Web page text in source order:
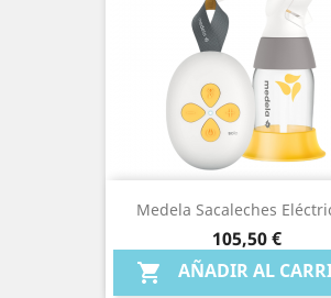
Medela Sacaleches
Precio
105,50 €
 AÑADIR AL